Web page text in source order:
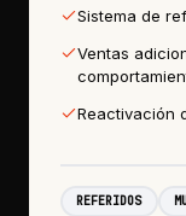
Sistema de
Ventas
Reactivación
REFERIDOS